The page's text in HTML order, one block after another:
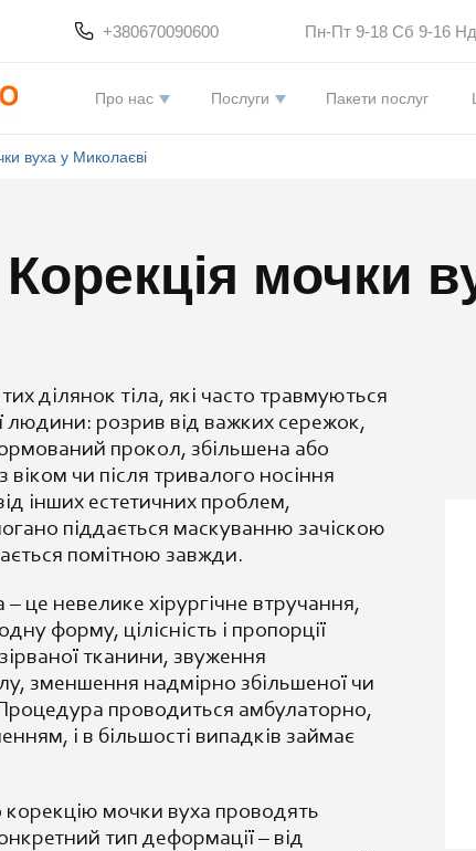
+380670090600 Пн-Пт 9-18 Сб 9-16 Нд
Про нас Послуги Пакети послуг
вуха у Миколаєві
Корекція мочки
ділянок тіла, які часто травмуються
людини: розрив від важких сережок,
прокол, збільшена або
віком чи після тривалого носіння
інших естетичних проблем,
піддається маскуванню зачіскою
помітною завжди.
– це невелике хірургічне втручання,
форму, цілісність і пропорції
тканини, звуження
зменшення надмірно збільшеної чи
проводиться амбулаторно,
і в більшості випадків займає
корекцію мочки вуха проводять
тип деформації – від